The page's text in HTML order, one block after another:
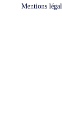
Mentions